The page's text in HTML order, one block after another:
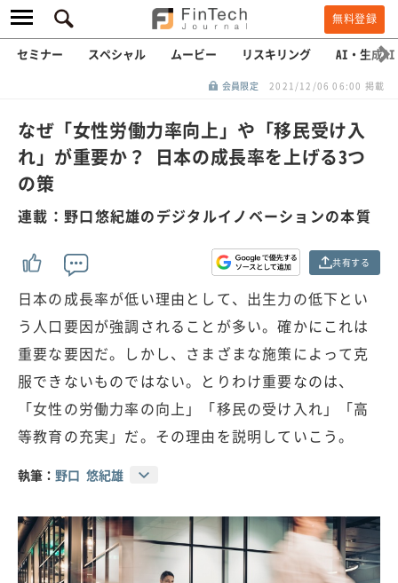
無料登録
セミナー スペシャル ムービー リスキリング AI・生成AI
会員限定 2021/12/06 06:00 掲載
なぜ「女性労働力率向上」や「移民受け入
れ」が重要か？ 日本の成長率を上げる3つ
の策
連載：野口悠紀雄のデジタルイノベーションの本質
共有する
日本の成長率が低い理由として、出生力の低下とい
う人口要因が強調されることが多い。確かにこれは
重要な要因だ。しかし、さまざまな施策によって克
服できないものではない。とりわけ重要なのは、
「女性の労働力率の向上」「移民の受け入れ」「高
等教育の充実」だ。その理由を説明していこう。
執筆： 野口 悠紀雄